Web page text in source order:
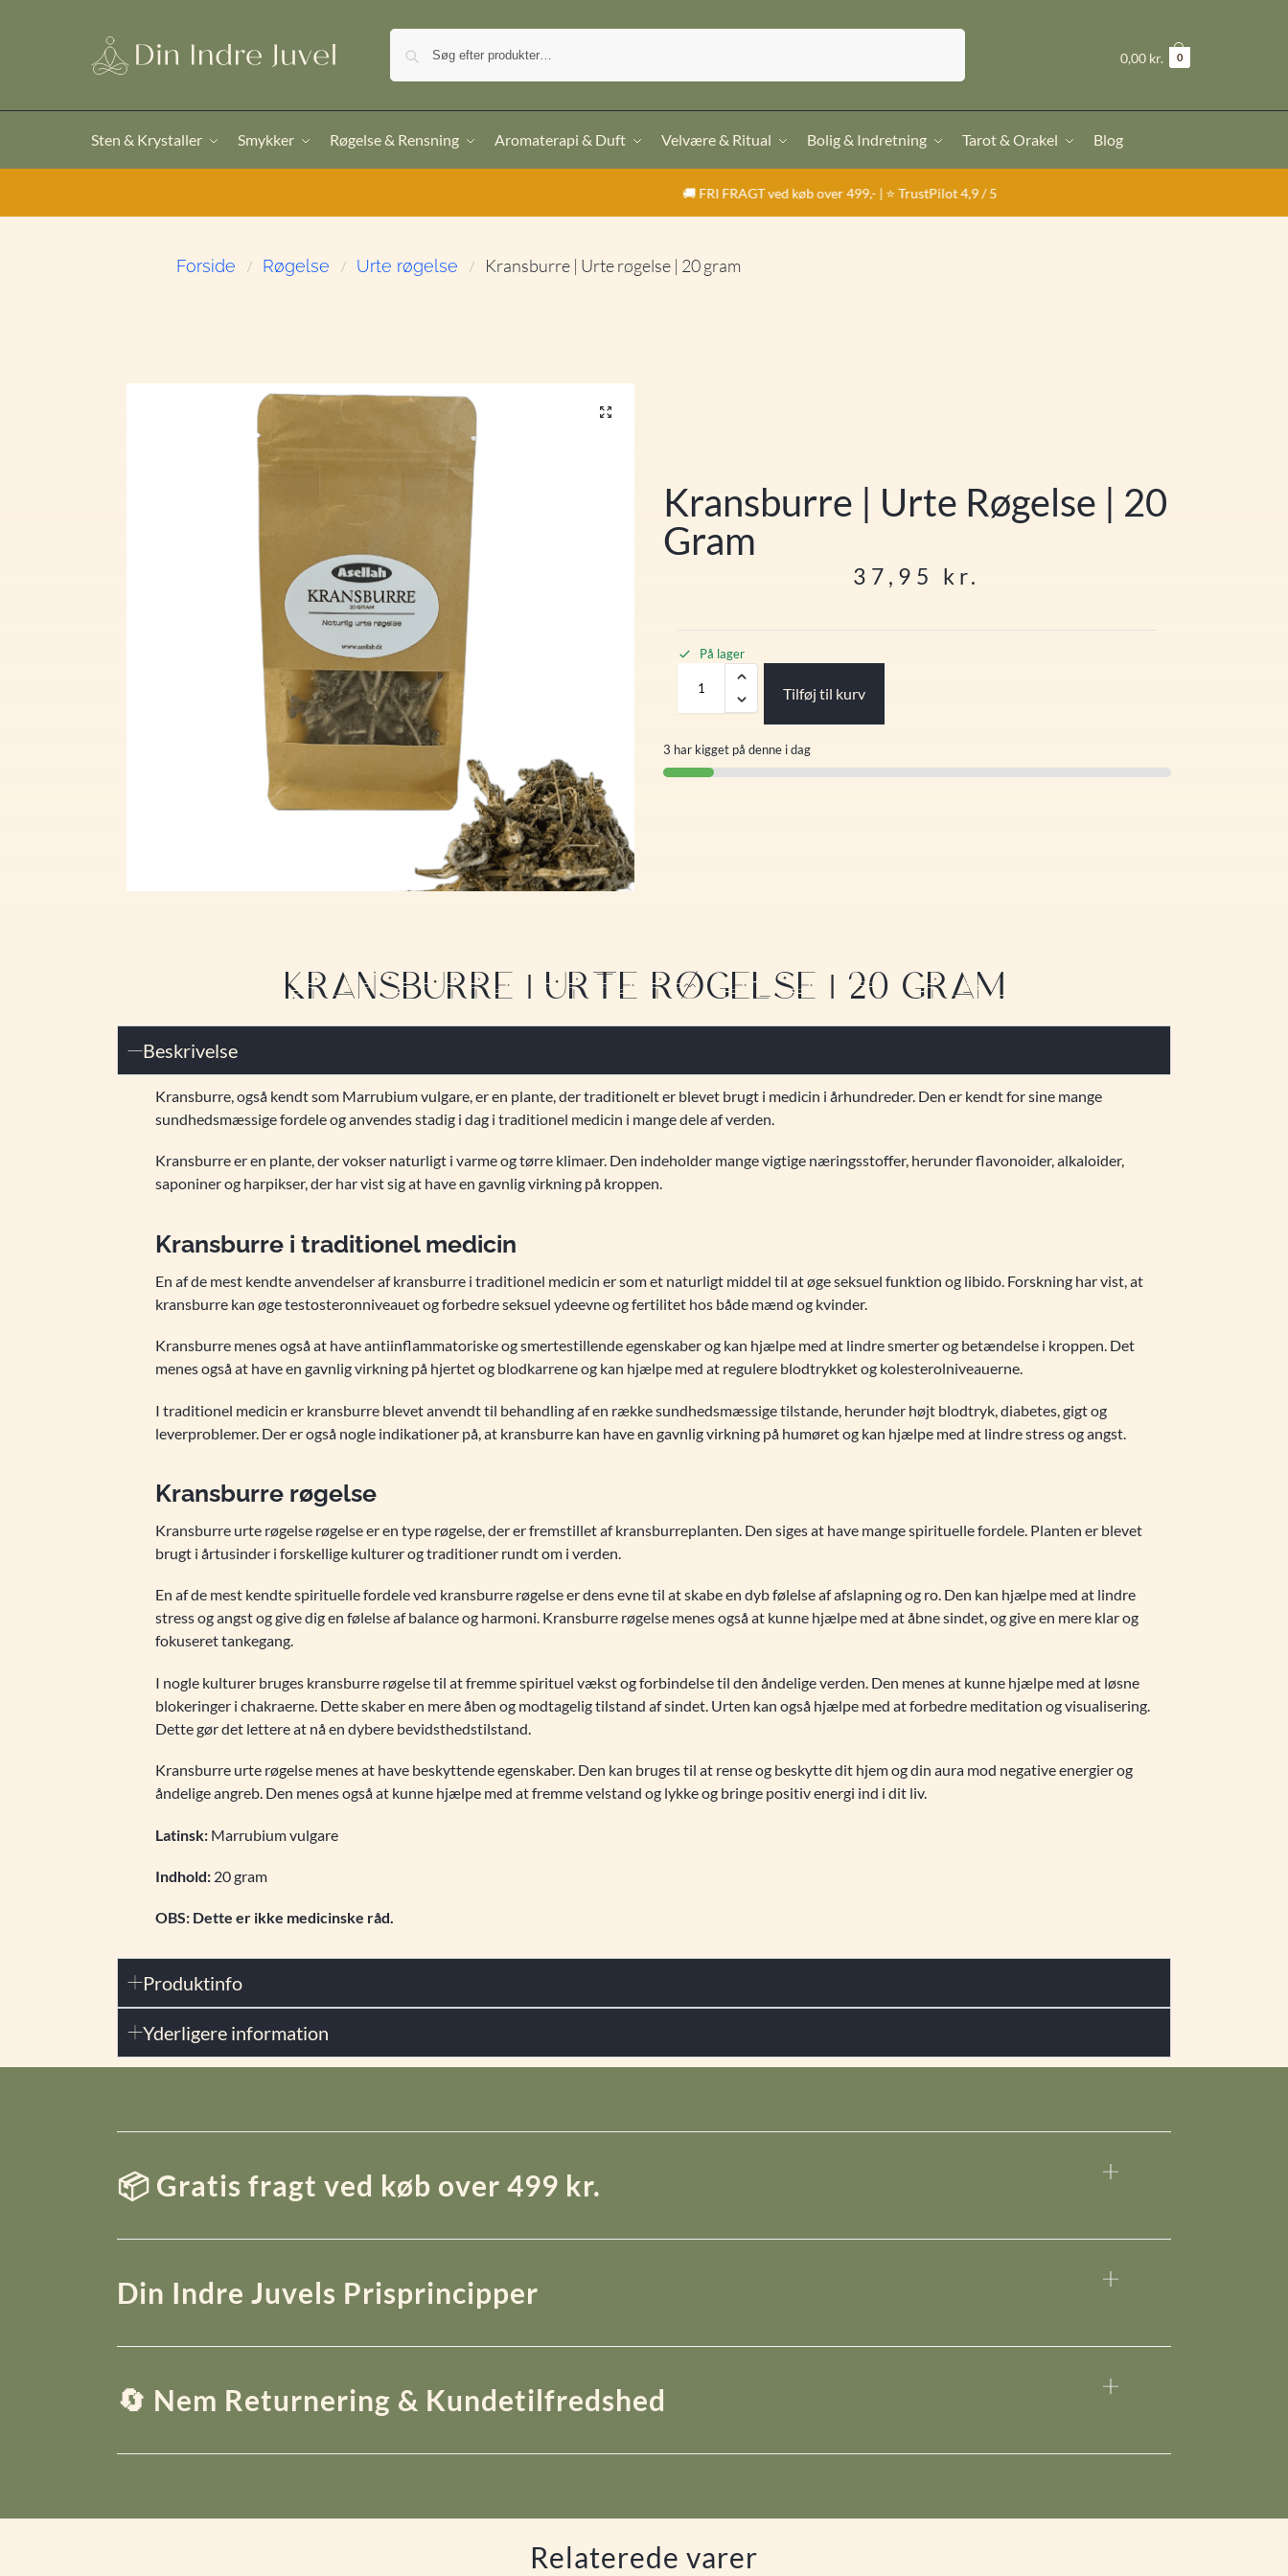
0,00 kr. 0
Sten & Krystaller Smykker Røgelse & Rensning Aromaterapi & Duft Velvære & Ritual Bolig & Indretning Tarot & Orakel Blog
🚚 FRI FRAGT ved køb over 499,- | ⭐ TrustPilot 4,9 / 5
Forside / Røgelse / Urte røgelse / Kransburre | Urte røgelse | 20 gram
Kransburre | Urte Røgelse | 20
Gram
37,95 kr.
På lager
Tilføj til kurv
3 har kigget på denne i dag
KRANSBURRE | URTE RØGELSE | 20 GRAM
Beskrivelse
Kransburre, også kendt som Marrubium vulgare, er en plante, der traditionelt er blevet brugt i medicin i århundreder. Den er kendt for sine mange
sundhedsmæssige fordele og anvendes stadig i dag i traditionel medicin i mange dele af verden.
Kransburre er en plante, der vokser naturligt i varme og tørre klimaer. Den indeholder mange vigtige næringsstoffer, herunder flavonoider, alkaloider,
saponiner og harpikser, der har vist sig at have en gavnlig virkning på kroppen.
Kransburre i traditionel medicin
En af de mest kendte anvendelser af kransburre i traditionel medicin er som et naturligt middel til at øge seksuel funktion og libido. Forskning har vist, at
kransburre kan øge testosteronniveauet og forbedre seksuel ydeevne og fertilitet hos både mænd og kvinder.
Kransburre menes også at have antiinflammatoriske og smertestillende egenskaber og kan hjælpe med at lindre smerter og betændelse i kroppen. Det
menes også at have en gavnlig virkning på hjertet og blodkarrene og kan hjælpe med at regulere blodtrykket og kolesterolniveauerne.
I traditionel medicin er kransburre blevet anvendt til behandling af en række sundhedsmæssige tilstande, herunder højt blodtryk, diabetes, gigt og
leverproblemer. Der er også nogle indikationer på, at kransburre kan have en gavnlig virkning på humøret og kan hjælpe med at lindre stress og angst.
Kransburre røgelse
Kransburre urte røgelse røgelse er en type røgelse, der er fremstillet af kransburreplanten. Den siges at have mange spirituelle fordele. Planten er blevet
brugt i årtusinder i forskellige kulturer og traditioner rundt om i verden.
En af de mest kendte spirituelle fordele ved kransburre røgelse er dens evne til at skabe en dyb følelse af afslapning og ro. Den kan hjælpe med at lindre
stress og angst og give dig en følelse af balance og harmoni. Kransburre røgelse menes også at kunne hjælpe med at åbne sindet, og give en mere klar og
fokuseret tankegang.
I nogle kulturer bruges kransburre røgelse til at fremme spirituel vækst og forbindelse til den åndelige verden. Den menes at kunne hjælpe med at løsne
blokeringer i chakraerne. Dette skaber en mere åben og modtagelig tilstand af sindet. Urten kan også hjælpe med at forbedre meditation og visualisering.
Dette gør det lettere at nå en dybere bevidsthedstilstand.
Kransburre urte røgelse menes at have beskyttende egenskaber. Den kan bruges til at rense og beskytte dit hjem og din aura mod negative energier og
åndelige angreb. Den menes også at kunne hjælpe med at fremme velstand og lykke og bringe positiv energi ind i dit liv.
Latinsk: Marrubium vulgare
Indhold: 20 gram
OBS: Dette er ikke medicinske råd.
Produktinfo
Yderligere information
📦 Gratis fragt ved køb over 499 kr.
Din Indre Juvels Prisprincipper
🔄 Nem Returnering & Kundetilfredshed
Relaterede varer